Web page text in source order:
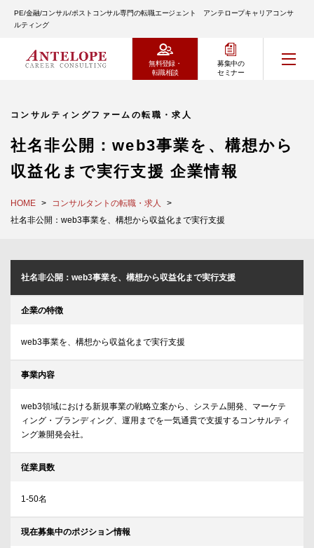
PE/金融/コンサル/ポストコンサル専門の転職エージェント アンテロープキャリアコンサ
ルティング
無料登録・
転職相談
募集中の
セミナー
コンサルティングファームの転職・求人
社名非公開：web3事業を、構想から
収益化まで実行支援 企業情報
HOME
コンサルタントの転職・求人
社名非公開：web3事業を、構想から収益化まで実行支援
社名非公開：web3事業を、構想から収益化まで実行支援
企業の特徴
web3事業を、構想から収益化まで実行支援
事業内容
web3領域における新規事業の戦略立案から、システム開発、マーケテ
ィング・ブランディング、運用までを一気通貫で支援するコンサルティ
ング兼開発会社。
従業員数
1-50名
現在募集中のポジション情報